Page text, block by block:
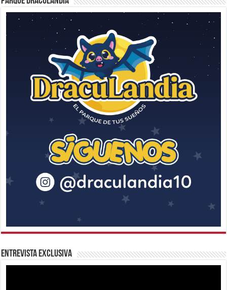
Entrevista Exclusiva